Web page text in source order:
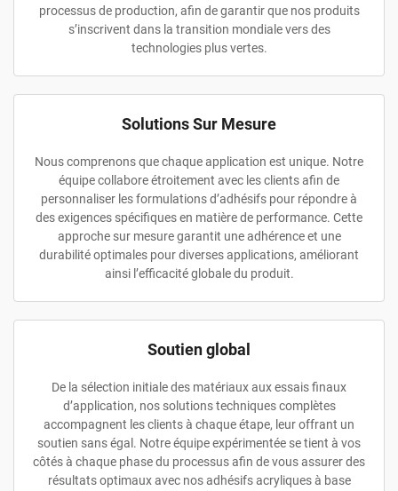
processus de production, afin de garantir que nos produits
s’inscrivent dans la transition mondiale vers des
technologies plus vertes.
Solutions Sur Mesure
Nous comprenons que chaque application est unique. Notre
équipe collabore étroitement avec les clients afin de
personnaliser les formulations d’adhésifs pour répondre à
des exigences spécifiques en matière de performance. Cette
approche sur mesure garantit une adhérence et une
durabilité optimales pour diverses applications, améliorant
ainsi l’efficacité globale du produit.
Soutien global
De la sélection initiale des matériaux aux essais finaux
d’application, nos solutions techniques complètes
accompagnent les clients à chaque étape, leur offrant un
soutien sans égal. Notre équipe expérimentée se tient à vos
côtés à chaque phase du processus afin de vous assurer des
résultats optimaux avec nos adhésifs acryliques à base